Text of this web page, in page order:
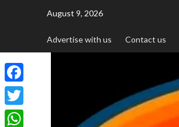
August 9, 2026
Advertise with us Contact us
Facebook
Twitter